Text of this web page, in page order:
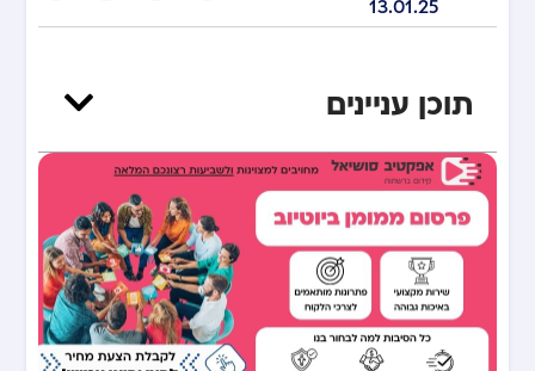
13.01.25
תוכן עניינים